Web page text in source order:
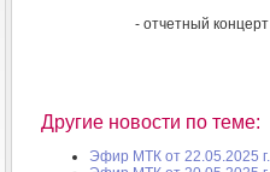
- отчетный
Другие новости по теме:
Эфир МТК от 22.05.2025 г.